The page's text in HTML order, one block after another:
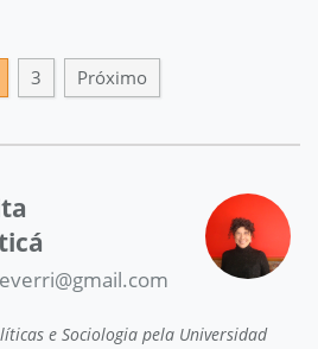
3 Próximo
e Sociologia pela Universidad